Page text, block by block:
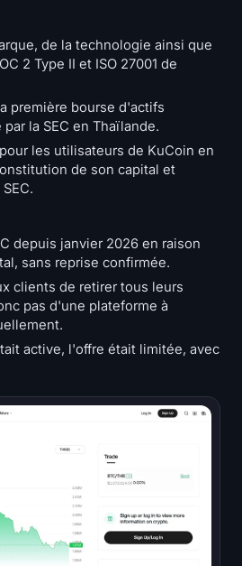
de la technologie ainsi que
2 Type II et ISO 27001 de
première bourse d'actifs
la SEC en Thaïlande.
les utilisateurs de KuCoin en
de son capital et
depuis janvier 2026 en raison
sans reprise confirmée.
clients de retirer tous leurs
pas d'une plateforme à
active, l'offre était limitée, avec